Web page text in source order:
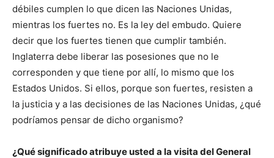
débiles cumplen lo que dicen las Naciones Unidas,
mientras los fuertes no. Es la ley del embudo. Quiere
decir que los fuertes tienen que cumplir también.
Inglaterra debe liberar las posesiones que no le
corresponden y que tiene por allí, lo mismo que los
Estados Unidos. Si ellos, porque son fuertes, resisten a
la justicia y a las decisiones de las Naciones Unidas, ¿qué
podríamos pensar de dicho organismo?
¿Qué significado atribuye usted a la visita del General